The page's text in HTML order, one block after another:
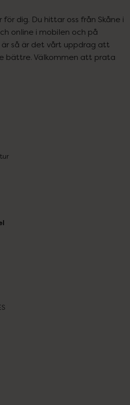
för dig. Du hittar oss från Skåne i
online i mobilen och på
så är det vårt uppdrag att
bättre. Välkommen att prata